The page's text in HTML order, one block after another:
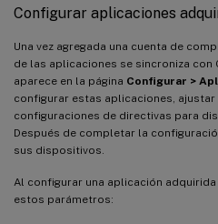
Configurar aplicaciones
Una vez agregada una cuenta de
de las aplicaciones se sincroniza con
aparece en la página Configurar >
configurar estas aplicaciones,
configuraciones de directivas para
Después de completar la
sus dispositivos.
Al configurar una aplicación
estos parámetros: